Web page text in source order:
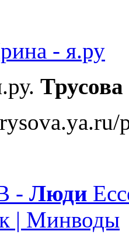
- я.ру
Трусова
- Люди
| Минводы